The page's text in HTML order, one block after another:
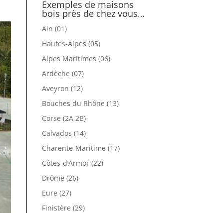
Exemples de maisons
bois près de chez vous…
Ain (01)
Hautes-Alpes (05)
Alpes Maritimes (06)
Ardèche (07)
Aveyron (12)
Bouches du Rhône (13)
Corse (2A 2B)
Calvados (14)
Charente-Maritime (17)
Côtes-d’Armor (22)
Drôme (26)
Eure (27)
Finistère (29)